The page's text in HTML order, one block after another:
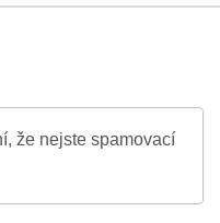
že nejste spamovací